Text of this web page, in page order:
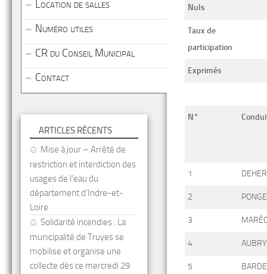
Nuls
Taux de
participation
Exprimés
N°
1
2 PONGE
3
4 AUBRY
5
Location de salles
Numéro utiles
CR du Conseil Municipal
Contact
ARTICLES RÉCENTS
Mise à jour – Arrêté de
restriction et interdiction des
usages de l’eau du
département d’Indre-et-
Loire
Solidarité incendies : La
municipalité de Truyes se
mobilise et organise une
collecte dès ce mercredi 29